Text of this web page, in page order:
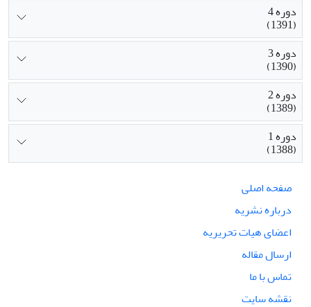
دوره 4
(1391)
دوره 3
(1390)
دوره 2
(1389)
دوره 1
(1388)
صفحه اصلی
درباره نشریه
اعضای هیات تحریریه
ارسال مقاله
تماس با ما
نقشه سایت